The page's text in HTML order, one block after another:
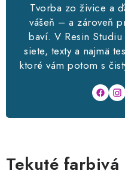
SQUISHY
DIAMANTOVÉ MAĽOVANIE
NOVINKY
Tvorba zo živice a
vášeň – a zároveň
baví. V Resin
siete, texty a najmä
ktoré vám potom s
Tekuté